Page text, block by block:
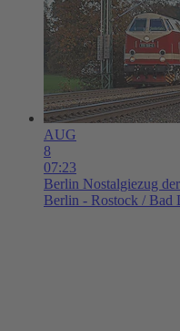
AUG
8
07:23
Berlin Nostalgiezug
Berlin - Rostock / Bad